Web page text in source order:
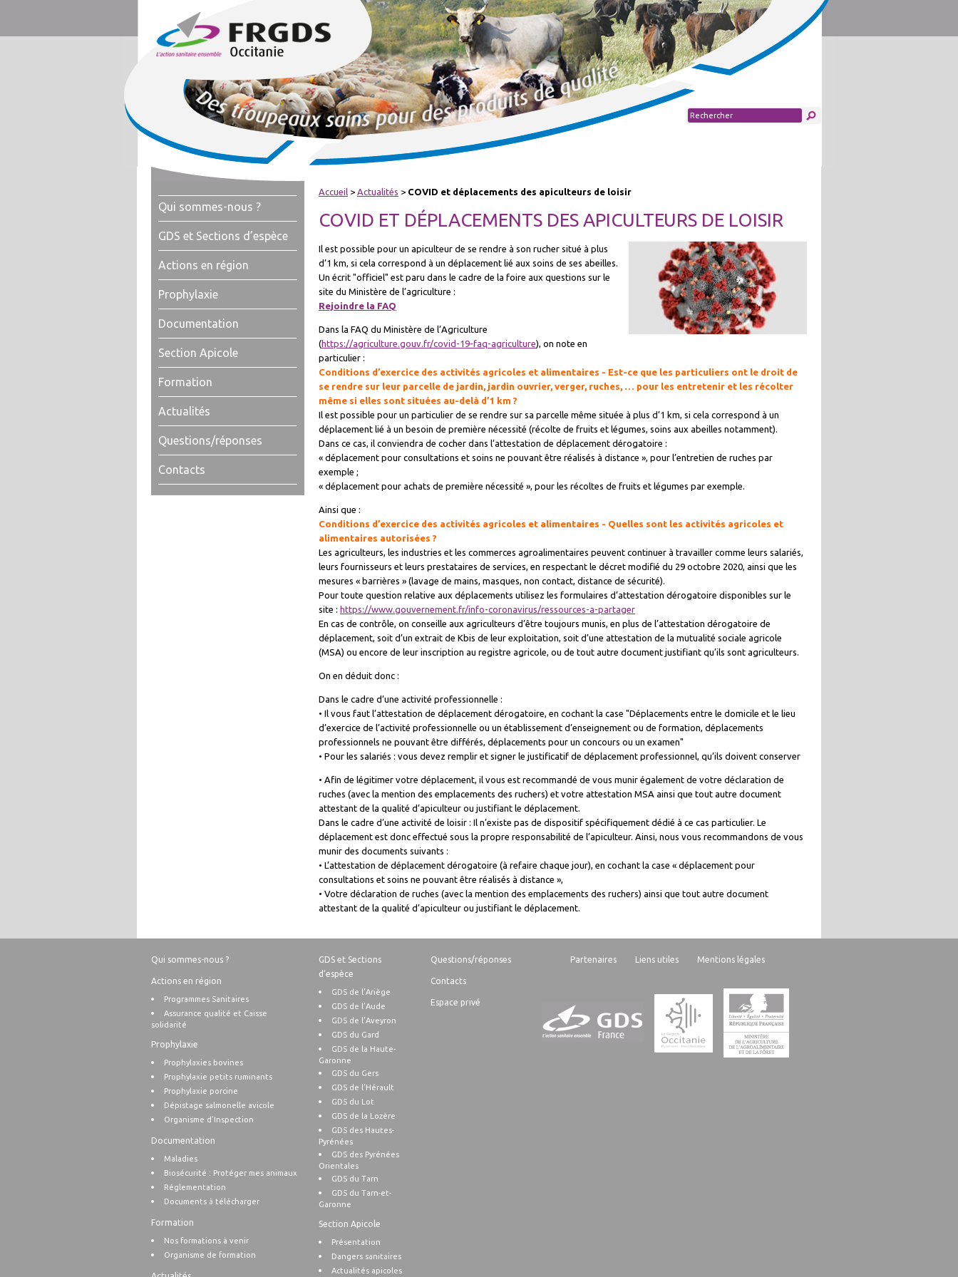
Qui sommes-nous ?
GDS et Sections d’espèce
Actions en région
Prophylaxie
Documentation
Section Apicole
Formation
Actualités
Questions/réponses
Contacts
Accueil > Actualités > COVID et déplacements des apiculteurs de loisir
COVID ET DÉPLACEMENTS DES APICULTEURS DE LOISIR
Il est possible pour un apiculteur de se rendre à son rucher situé à plus
d’1 km, si cela correspond à un déplacement lié aux soins de ses abeilles.
Un écrit "officiel" est paru dans le cadre de la foire aux questions sur le
site du Ministère de l’agriculture :
Rejoindre la FAQ
Dans la FAQ du Ministère de l’Agriculture
(https://agriculture.gouv.fr/covid-19-faq-agriculture), on note en
particulier :
Conditions d’exercice des activités agricoles et alimentaires - Est-ce que les particuliers ont le droit de
se rendre sur leur parcelle de jardin, jardin ouvrier, verger, ruches, … pour les entretenir et les récolter
même si elles sont situées au-delà d’1 km ?
Il est possible pour un particulier de se rendre sur sa parcelle même située à plus d’1 km, si cela correspond à un
déplacement lié à un besoin de première nécessité (récolte de fruits et légumes, soins aux abeilles notamment).
Dans ce cas, il conviendra de cocher dans l’attestation de déplacement dérogatoire :
« déplacement pour consultations et soins ne pouvant être réalisés à distance », pour l’entretien de ruches par
exemple ;
« déplacement pour achats de première nécessité », pour les récoltes de fruits et légumes par exemple.
Ainsi que :
Conditions d’exercice des activités agricoles et alimentaires - Quelles sont les activités agricoles et
alimentaires autorisées ?
Les agriculteurs, les industries et les commerces agroalimentaires peuvent continuer à travailler comme leurs salariés,
leurs fournisseurs et leurs prestataires de services, en respectant le décret modifié du 29 octobre 2020, ainsi que les
mesures « barrières » (lavage de mains, masques, non contact, distance de sécurité).
Pour toute question relative aux déplacements utilisez les formulaires d’attestation dérogatoire disponibles sur le
site : https://www.gouvernement.fr/info-coronavirus/ressources-a-partager
En cas de contrôle, on conseille aux agriculteurs d’être toujours munis, en plus de l’attestation dérogatoire de
déplacement, soit d’un extrait de Kbis de leur exploitation, soit d’une attestation de la mutualité sociale agricole
(MSA) ou encore de leur inscription au registre agricole, ou de tout autre document justifiant qu’ils sont agriculteurs.
On en déduit donc :
Dans le cadre d’une activité professionnelle :
• Il vous faut l’attestation de déplacement dérogatoire, en cochant la case "Déplacements entre le domicile et le lieu
d’exercice de l’activité professionnelle ou un établissement d’enseignement ou de formation, déplacements
professionnels ne pouvant être différés, déplacements pour un concours ou un examen"
• Pour les salariés : vous devez remplir et signer le justificatif de déplacement professionnel, qu’ils doivent conserver
• Afin de légitimer votre déplacement, il vous est recommandé de vous munir également de votre déclaration de
ruches (avec la mention des emplacements des ruchers) et votre attestation MSA ainsi que tout autre document
attestant de la qualité d’apiculteur ou justifiant le déplacement.
Dans le cadre d’une activité de loisir : Il n’existe pas de dispositif spécifiquement dédié à ce cas particulier. Le
déplacement est donc effectué sous la propre responsabilité de l’apiculteur. Ainsi, nous vous recommandons de vous
munir des documents suivants :
• L’attestation de déplacement dérogatoire (à refaire chaque jour), en cochant la case « déplacement pour
consultations et soins ne pouvant être réalisés à distance »,
• Votre déclaration de ruches (avec la mention des emplacements des ruchers) ainsi que tout autre document
attestant de la qualité d’apiculteur ou justifiant le déplacement.
Qui sommes-nous ?
Actions en région
Programmes Sanitaires
Assurance qualité et Caisse
solidarité
Prophylaxie
Prophylaxies bovines
Prophylaxie petits ruminants
Prophylaxie porcine
Dépistage salmonelle avicole
Organisme d’Inspection
Documentation
Maladies
Biosécurité : Protéger mes animaux
Réglementation
Documents à télécharger
Formation
Nos formations à venir
Organisme de formation
GDS et Sections
d’espèce
GDS de l’Ariège
GDS de l’Aude
GDS de l’Aveyron
GDS du Gard
GDS de la Haute-
Garonne
GDS du Gers
GDS de l’Hérault
GDS du Lot
GDS de la Lozère
GDS des Hautes-
Pyrénées
GDS des Pyrénées
Orientales
GDS du Tarn
GDS du Tarn-et-
Garonne
Section Apicole
Présentation
Dangers sanitaires
Actualités apicoles
Questions/réponses
Contacts
Espace privé
Partenaires Liens utiles Mentions légales